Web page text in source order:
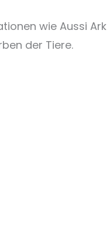
wie Aussi Ark
der Tiere.